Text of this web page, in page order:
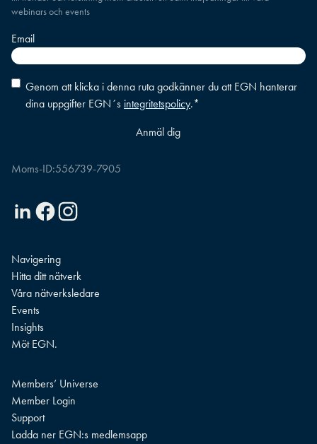
webinars och events
Email
Consent *
Genom att klicka i denna ruta godkänner du att EGN hanterar
dina uppgifter EGN´s integritetspolicy.*
Moms-ID:556739-7905
LinkedinFacebookInstagram
Navigering
Hitta ditt nätverk
Våra nätverksledare
Events
Insights
Möt EGN.
Members’ Universe
Member Login
Support
Ladda ner EGN:s medlemsapp